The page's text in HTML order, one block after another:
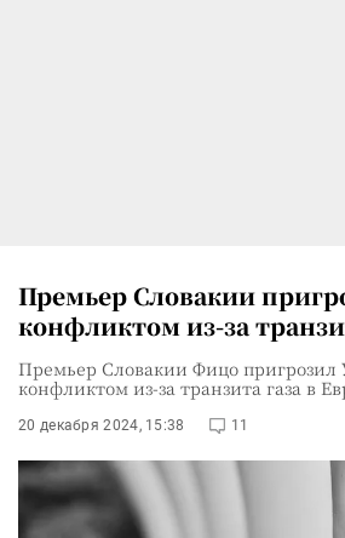
Премьер Словакии
конфликтом из-за
Премьер Словакии Фицо пригрозил
конфликтом из-за транзита газа в
20 декабря 2024, 15:38 11